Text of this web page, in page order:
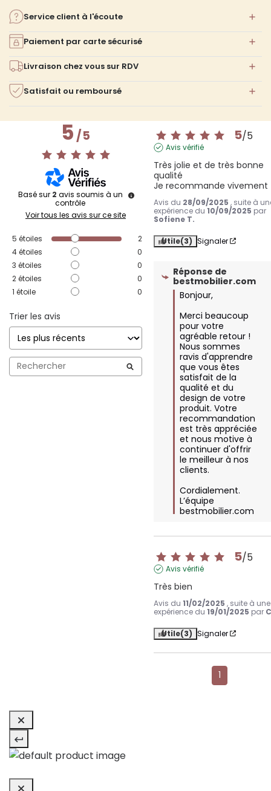
Service client à l'écoute
Paiement par carte sécurisé
Livraison chez vous sur RDV
Satisfait ou remboursé
5/5
Basé sur 2 avis soumis à un
contrôle
Voir tous les avis sur ce site
5 étoiles
2
4étoiles
0
3 étoiles
0
2étoiles
0
1 étoile 0
Trier les avis
5/5
Avis vérifié
Très jolie et de très bonne
qualité
Je recommande vivement
Avis du 28/09/2025 , suite à
expérience du10/09/2025 par
Sofiene T.
Utile(3) Signaler
Réponse de
bestmobilier.com
Bonjour,
Merci beaucoup
pour votre
agréable retour !
Nous sommes
ravis d'apprendre
que vous êtes
satisfait de la
qualité et du
design de votre
produit. Votre
recommandation
est très appréciée
et nous motive à
continuer d'offrir
le meilleur à nos
clients.
Cordialement.
L’équipe
bestmobilier.com
5/5
Avis vérifié
Très bien
Avis du11/02/2025 , suite à une
expérience du19/01/2025 par
Utile(3) Signaler
1